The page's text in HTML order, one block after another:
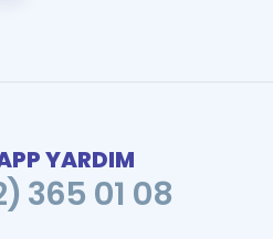
YARDIM
365 01 08